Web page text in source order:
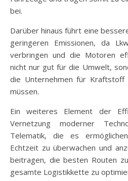
bei.
Darüber hinaus führt eine
geringeren Emissionen, da
verbringen und die Motoren
nicht nur gut für die Umwelt,
die Unternehmen für Kraftstoff
müssen.
Ein weiteres Element der
Vernetzung moderner
Telematik, die es
Echtzeit zu überwachen und
beitragen, die besten Routen
gesamte Logistikkette zu